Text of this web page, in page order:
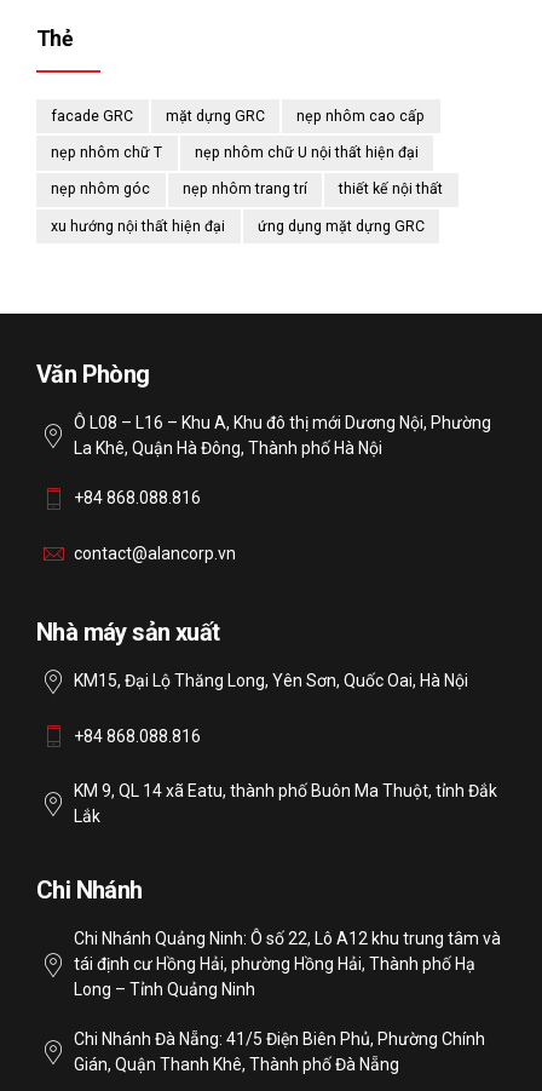
Thẻ
facade GRC mặt dựng GRC nẹp nhôm cao cấp
nẹp nhôm chữ T nẹp nhôm chữ U nội thất hiện đại
nẹp nhôm góc nẹp nhôm trang trí thiết kế nội thất
xu hướng nội thất hiện đại ứng dụng mặt dựng GRC
Văn Phòng
Ô L08 – L16 – Khu A, Khu đô thị mới Dương Nội, Phường
La Khê, Quận Hà Đông, Thành phố Hà Nội
+84 868.088.816
contact@alancorp.vn
Nhà máy sản xuất
KM15, Đại Lộ Thăng Long, Yên Sơn, Quốc Oai, Hà Nội
+84 868.088.816
KM 9, QL 14 xã Eatu, thành phố Buôn Ma Thuột, tỉnh Đắk
Lắk
Chi Nhánh
Chi Nhánh Quảng Ninh: Ô số 22, Lô A12 khu trung tâm và
tái định cư Hồng Hải, phường Hồng Hải, Thành phố Hạ
Long – Tỉnh Quảng Ninh
Chi Nhánh Đà Nẵng: 41/5 Điện Biên Phủ, Phường Chính
Gián, Quận Thanh Khê, Thành phố Đà Nẵng